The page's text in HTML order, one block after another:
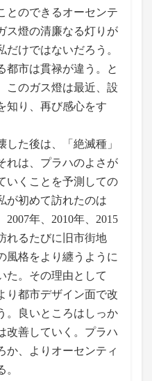
とのできるオーセンテ
ス燈の清廉なる灯りが
だけではないだろう。
都市は貫禄が違う。と
このガス燈は最近、設
知り、再び感心をす
た後は、「絶滅種」
れは、プラハのよさが
いくことを予測しての
が初めて訪れたのは
年、2010年、2015
れるたびに旧市街地
風格をより纏うように
た。その理由として
り都市デザイン面で改
。良いところはしっか
改善していく。プラハ
か、よりオーセンティ